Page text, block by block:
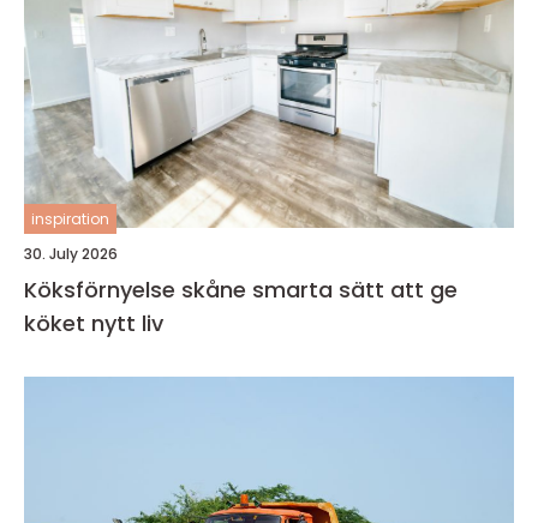
inspiration
30. July 2026
Köksförnyelse skåne smarta sätt att ge
köket nytt liv